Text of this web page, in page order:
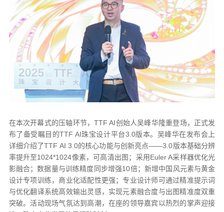
在本次开幕式的压轴环节，TTF AI创始人吴峰华隆重登场，正式发
布了备受瞩目的TTF AI珠宝设计平台3.0版本。吴峰华在发布会上
详细介绍了TTF AI 3.0的核心功能与创新亮点——3.0版本基础分辨
率提升至1024*1024像素，可高清出图；采用Euler A采样器优化光
影融合；数据量与训练精度同步增强10倍；新增中国风元素与黄金
设计专项训练，商业化适配性更强；专业设计师可通过精准提示词
与优化翻译系统高效输出灵感，实现元素融合度与出图精准度双重
突破。活动现场气氛达到高潮，在座的领导嘉宾以热烈的掌声迎接